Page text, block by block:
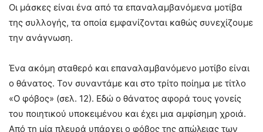
Οι μάσκες είναι ένα από τα επαναλαμβανόμενα μοτίβα
της συλλογής, τα οποία εμφανίζονται καθώς συνεχίζουμε
την ανάγνωση.
Ένα ακόμη σταθερό και επαναλαμβανόμενο μοτίβο είναι
ο θάνατος. Τον συναντάμε και στο τρίτο ποίημα με τίτλο
«Ο φόβος» (σελ. 12). Εδώ ο θάνατος αφορά τους γονείς
του ποιητικού υποκειμένου και έχει μια αμφίσημη χροιά.
Από τη μία πλευρά υπάρχει ο φόβος της απώλειας των